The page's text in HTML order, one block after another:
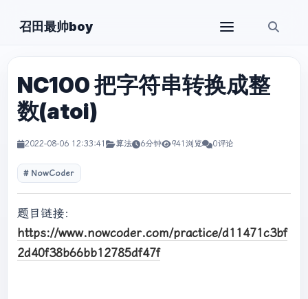
召田最帅boy
NC100 把字符串转换成整
数(atoi)
2022-08-06 12:33:41 算法 6分钟 941浏览 0评论
NowCoder
题目链接：
https://www.nowcoder.com/practice/d11471c3bf
2d40f38b66bb12785df47f